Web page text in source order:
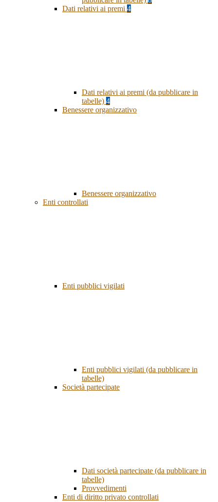
Dati relativi ai premi 4
Dati relativi ai premi (da pubblicare in
tabelle) 4
Benessere organizzativo
Benessere organizzativo
Enti controllati
Enti pubblici vigilati
Enti pubblici vigilati (da pubblicare in
tabelle)
Società partecipate
Dati società partecipate (da pubblicare in
tabelle)
Provvedimenti
Enti di diritto privato controllati